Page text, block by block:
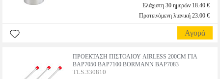
Ελάχιστη 30 ημερών 18.40 €
Προτεινόμενη λιανική 23.00 €
Αγορά
ΠΡΟΕΚΤΑΣΗ ΠΙΣΤΟΛΙΟΥ AIRLESS 200CM ΓΙΑ
BAP7050 BAP7100 BORMANN BAP7083
TLS.330810